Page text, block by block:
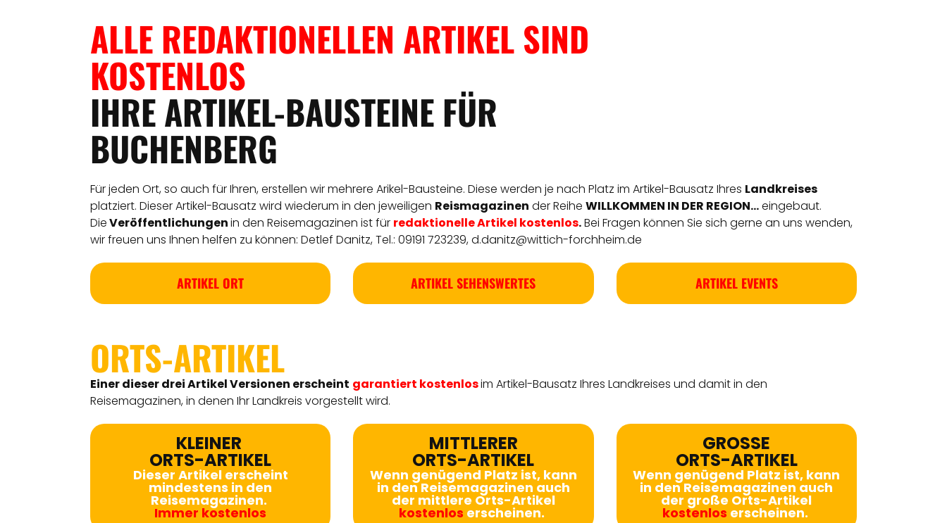
ALLE REDAKTIONELLEN ARTIKEL SIND
KOSTENLOS
IHRE ARTIKEL-BAUSTEINE FÜR
BUCHENBERG
Für jeden Ort, so auch für Ihren, erstellen wir mehrere Arikel-Bausteine. Diese werden je nach Platz im Artikel-Bausatz Ihres Landkreises
platziert. Dieser Artikel-Bausatz wird wiederum in den jeweiligen Reismagazinen der Reihe WILLKOMMEN IN DER REGION...eingebaut.
DieVeröffentlichungenin den Reisemagazinen ist für redaktionelleArtikel kostenlos.Bei Fragen können Sie sich gerne an uns wenden,
wir freuen uns Ihnen helfen zu können: Detlef Danitz, Tel.: 09191 723239,d.danitz@wittich-forchheim.de
ARTIKEL ORT ARTIKEL SEHENSWERTES ARTIKEL EVENTS
ORTS-ARTIKEL
Einer dieser drei Artikel Versionen erscheint garantiert kostenlosim Artikel-Bausatz Ihres Landkreises und damit in den
Reisemagazinen, in denen Ihr Landkreis vorgestellt wird.
KLEINER
ORTS-ARTIKEL
Dieser Artikel erscheint
mindestens in den
Reisemagazinen.
Immer kostenlos
MITTLERER
ORTS-ARTIKEL
Wenn genügend Platz ist, kann
in den Reisemagazinen auch
der mittlere Orts-Artikel
kostenlos erscheinen.
GROSSE
ORTS-ARTIKEL
Wenn genügend Platz ist, kann
in den Reisemagazinen auch
der große Orts-Artikel
kostenlos erscheinen.